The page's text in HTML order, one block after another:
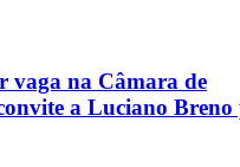
vaga na Câmara de
a Luciano Breno